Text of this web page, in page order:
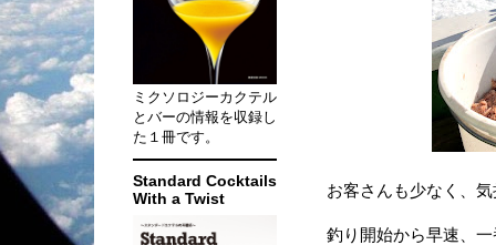
お客さんも少なく、
釣り開始から早速、
ミクソロジーカクテル
とバーの情報を収録し
た１冊です。
Standard Cocktails
With a Twist